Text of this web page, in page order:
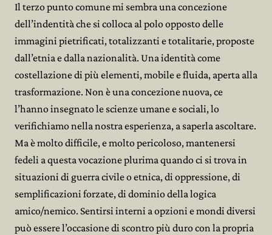
Il terzo punto comune mi sembra una concezione
dell’indentità che si colloca al polo opposto delle
immagini pietrificati, totalizzanti e totalitarie, proposte
dall’etnia e dalla nazionalità. Una identità come
costellazione di più elementi, mobile e fluida, aperta alla
trasformazione. Non è una concezione nuova, ce
l’hanno insegnato le scienze umane e sociali, lo
verifichiamo nella nostra esperienza, a saperla ascoltare.
Ma è molto difficile, e molto pericoloso, mantenersi
fedeli a questa vocazione plurima quando ci si trova in
situazioni di guerra civile o etnica, di oppressione, di
semplificazioni forzate, di dominio della logica
amico/nemico. Sentirsi interni a opzioni e mondi diversi
può essere l’occasione di scontro più duro con la propria